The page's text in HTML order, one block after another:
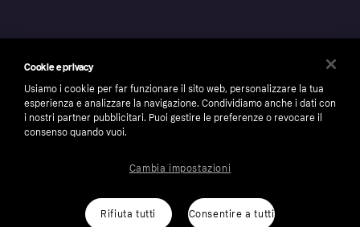
number: 556737-0431
Cookie e privacy
Usiamo i cookie per far funzionare il sito web, personalizzare la tua
esperienza e analizzare la navigazione. Condividiamo anche i dati con
i nostri partner pubblicitari. Puoi gestire le preferenze o revocare il
consenso quando vuoi.
Rifiuta tutti Consentire a tutti
Cambia impostazioni